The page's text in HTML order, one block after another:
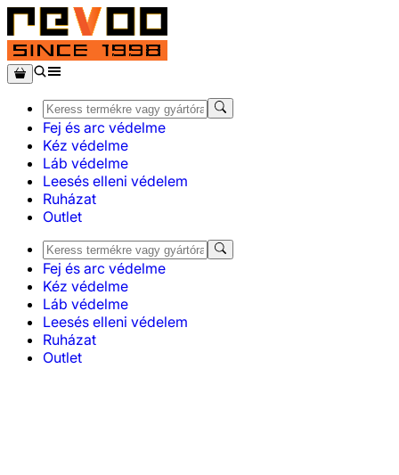
Fej és arc védelme
Kéz védelme
Láb védelme
Leesés elleni védelem
Ruházat
Outlet
Fej és arc védelme
Kéz védelme
Láb védelme
Leesés elleni védelem
Ruházat
Outlet